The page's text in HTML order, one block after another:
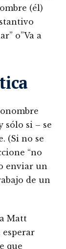
(él)
o”Va a
sólo si – se
(Si no se
“no
enviar un
de un
Matt
que